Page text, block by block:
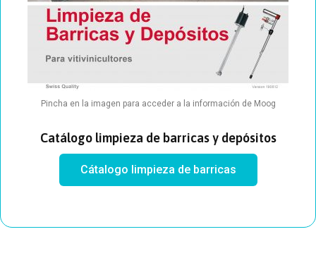
Pincha en la imagen para acceder a la información de Moog
Catálogo limpieza de barricas y depósitos
Cátalogo limpieza de barricas